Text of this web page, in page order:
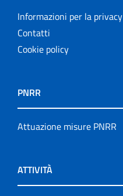
Informazioni per la privacy
Contatti
Cookie policy
PNRR
Attuazione misure PNRR
ATTIVITÀ